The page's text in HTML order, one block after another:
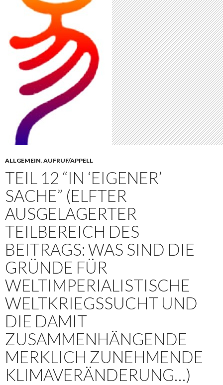
ALLGEMEIN, AUFRUF/APPELL
TEIL 12 “IN ‘EIGENER’
SACHE” (ELFTER
AUSGELAGERTER
TEILBEREICH DES
BEITRAGS: WAS SIND DIE
GRÜNDE FÜR
WELTIMPERIALISTISCHE
WELTKRIEGSSUCHT UND
DIE DAMIT
ZUSAMMENHÄNGENDE
MERKLICH ZUNEHMENDE
KLIMAVERÄNDERUNG…)